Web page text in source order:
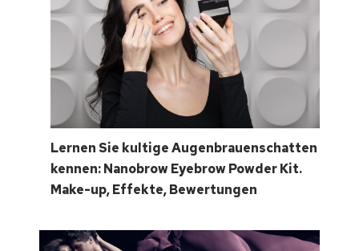
Lernen Sie kultige Augenbrauenschatten
kennen: Nanobrow Eyebrow Powder Kit.
Make-up, Effekte, Bewertungen